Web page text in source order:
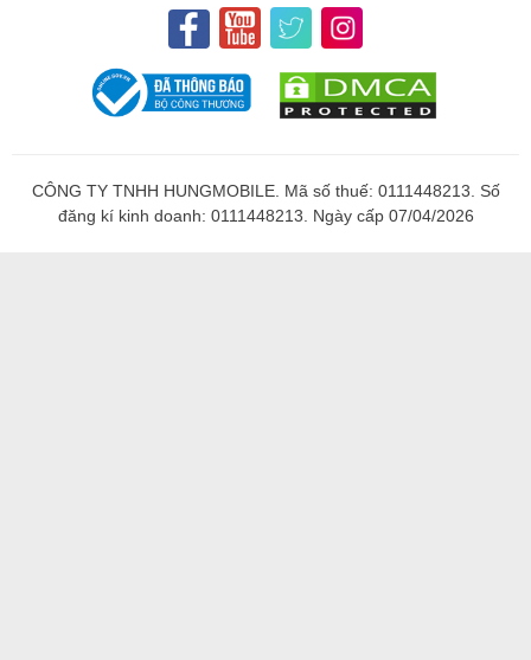
CÔNG TY TNHH HUNGMOBILE. Mã số thuế: 0111448213. Số
đăng kí kinh doanh: 0111448213. Ngày cấp 07/04/2026